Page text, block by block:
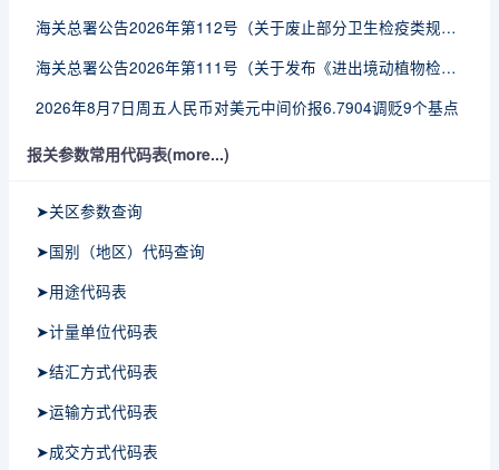
海关总署公告2026年第112号（关于废止部分卫生检疫类规范性文件的公告）
海关总署公告2026年第111号（关于发布《进出境动植物检疫处理监督管理工作规定》《进出境卫生处理监督管理工作规定》的公告）
2026年8月7日周五人民币对美元中间价报6.7904调贬9个基点
报关参数常用代码表(more...)
➤关区参数查询
➤国别（地区）代码查询
➤用途代码表
➤计量单位代码表
➤结汇方式代码表
➤运输方式代码表
➤成交方式代码表